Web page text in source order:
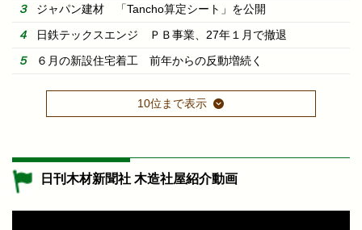
ジャパン建材 「Tancho算定シート」を公開
日鉄テックスエンジ ＰＢ事業、27年１月で撤退
６月の新設住宅着工 前年からの反動増続く
10位まで表示
日刊木材新聞社 木造社屋紹介動画